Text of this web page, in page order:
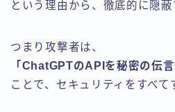
という理由から、徹底的に隠蔽
つまり攻撃者は、
「ChatGPTのAPIを秘密の伝言
ことで、セキュリティをすべて